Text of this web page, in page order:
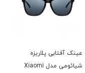
عینک آفتابی پلاریزه
شیائومی مدل Xiaomi